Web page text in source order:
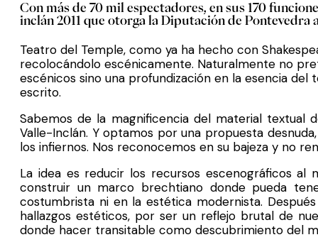
Con más de 70 mil espectadores, en sus 170
inclán 2011 que otorga la Diputación de
Teatro del Temple, como ya ha hecho con
recolocándolo escénicamente. Naturalmente no
escénicos sino una profundización en la esencia
escrito.
Sabemos de la magnificencia del material
Valle-Inclán. Y optamos por una propuesta
los infiernos. Nos reconocemos en su bajeza y no
La idea es reducir los recursos escenográficos
construir un marco brechtiano donde pueda
costumbrista ni en la estética modernista.
hallazgos estéticos, por ser un reflejo brutal de
donde hacer transitable como descubrimiento del